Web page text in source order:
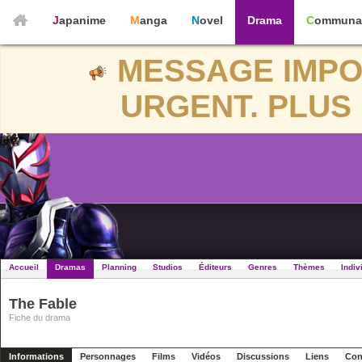
Japanime Manga Novel Drama
MESSAGE
URGENT.
Accueil Dramas Planning Studios Éditeurs Genres Thèmes
The Fable
Fiche du drama
Informations Personnages Films Vidéos Discussions Liens